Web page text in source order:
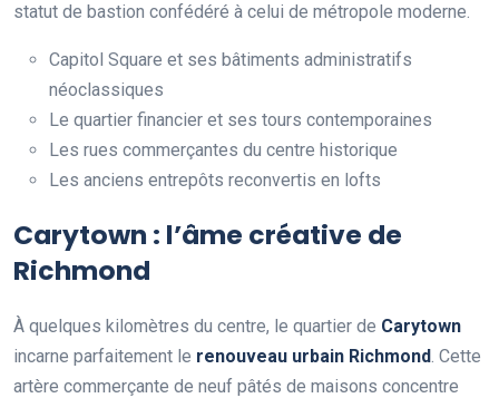
statut de bastion confédéré à celui de métropole moderne.
Capitol Square et ses bâtiments administratifs
néoclassiques
Le quartier financier et ses tours contemporaines
Les rues commerçantes du centre historique
Les anciens entrepôts reconvertis en lofts
Carytown : l’âme créative de
Richmond
À quelques kilomètres du centre, le quartier de Carytown
incarne parfaitement le renouveau urbain Richmond. Cette
artère commerçante de neuf pâtés de maisons concentre